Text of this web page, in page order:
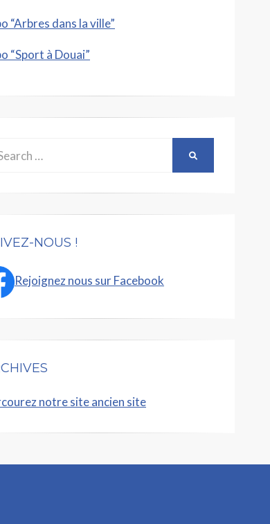
“Arbres dans la ville”
“Sport à Douai”
NOUS !
Rejoignez nous sur Facebook
notre site ancien site